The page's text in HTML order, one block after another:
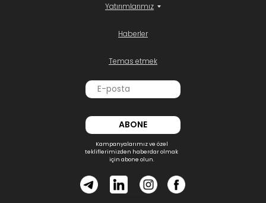
Yatırımlarımız
Temas etmek
Haberler
ABONE
Kampanyalarımız ve özel
tekliflerimizden haberdar olmak
için abone olun.